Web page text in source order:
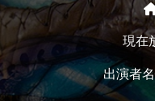
現在
出演者